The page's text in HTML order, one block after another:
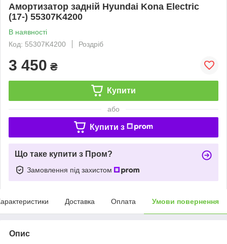
Амортизатор задній Hyundai Kona Electric
(17-) 55307K4200
В наявності
Код: 55307K4200
Роздріб
3 450 ₴
Купити
або
Купити з
Що таке купити з Пром?
Замовлення під захистом
Доставка Оплата Умови повернення
Опис